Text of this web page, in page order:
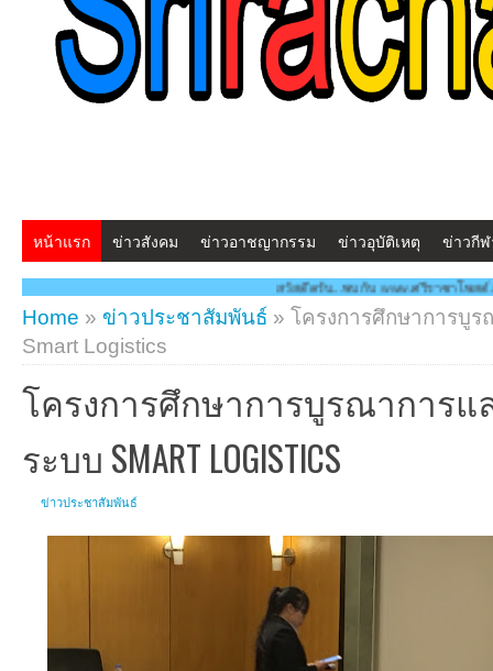
หน้าแรก ข่าวสังคม ข่าวอาชญากรรม ข่าวอุบัติเหตุ ข่าวกี
สวัสดีครับ...พบกับ www.ศรีราชาโพสต์.com โฉมใหม่!! "สร้
Home » ข่าวประชาสัมพันธ์ » โครงการศึกษาการบูร
Smart Logistics
โครงการศึกษาการบูรณาการแ
ระบบ SMART LOGISTICS
ข่าวประชาสัมพันธ์